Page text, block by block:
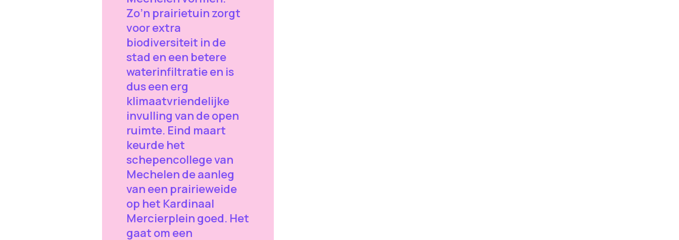
Zo’n prairietuin zorgt
voor extra
biodiversiteit in de
stad en een betere
waterinfiltratie en is
dus een erg
klimaatvriendelijke
invulling van de open
ruimte. Eind maart
keurde het
schepencollege van
Mechelen de aanleg
van een prairieweide
op het Kardinaal
Mercierplein goed. Het
gaat om een